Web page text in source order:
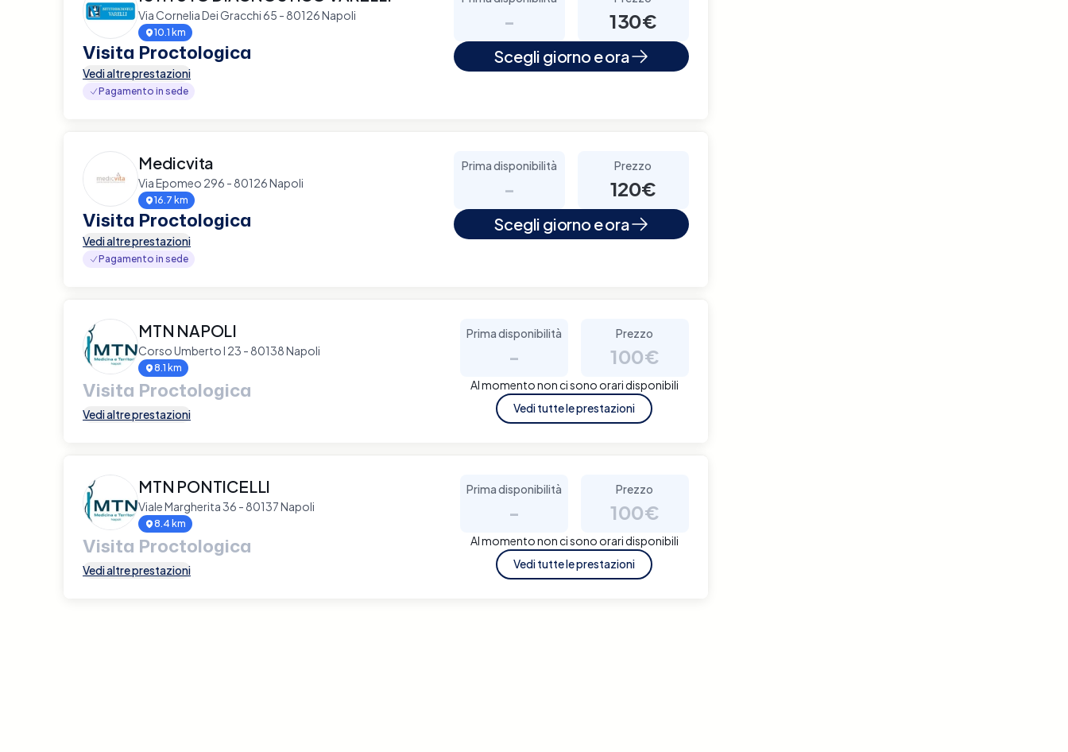
Via Cornelia Dei Gracchi 65 - 80126 Napoli
10.1 km
Visita Proctologica
Vedi altre prestazioni
Pagamento in sede
- 130€
Scegli giorno e ora
Medicvita
Via Epomeo 296 - 80126 Napoli
16.7 km
Visita Proctologica
Vedi altre prestazioni
Pagamento in sede
Prima disponibilità
-
Prezzo
120€
Scegli giorno e ora
MTN NAPOLI
Corso Umberto I 23 - 80138 Napoli
8.1 km
Visita Proctologica
Vedi altre prestazioni
Prima disponibilità
-
Prezzo
100€
Al momento non ci sono orari disponibili
Vedi tutte le prestazioni
MTN PONTICELLI
Viale Margherita 36 - 80137 Napoli
8.4 km
Visita Proctologica
Vedi altre prestazioni
Prima disponibilità
-
Prezzo
100€
Al momento non ci sono orari disponibili
Vedi tutte le prestazioni